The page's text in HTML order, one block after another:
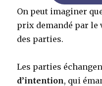
On peut imaginer
prix demandé par le
des parties.
Les parties
d’intention, qui